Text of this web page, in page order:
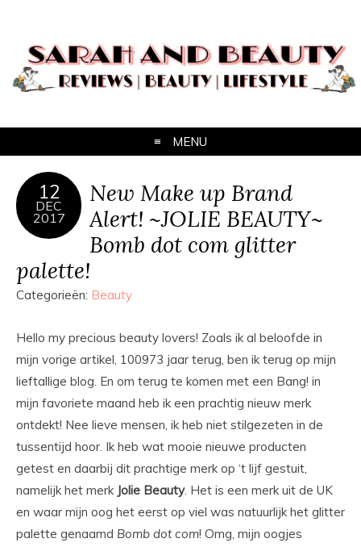
MENU
12
DEC
2017
New Make up Brand
Alert! ~JOLIE BEAUTY~
Bomb dot com glitter
palette!
Categorieën: Beauty
Hello my precious beauty lovers! Zoals ik al beloofde in
mijn vorige artikel, 100973 jaar terug, ben ik terug op mijn
lieftallige blog. En om terug te komen met een Bang! in
mijn favoriete maand heb ik een prachtig nieuw merk
ontdekt! Nee lieve mensen, ik heb niet stilgezeten in de
tussentijd hoor. Ik heb wat mooie nieuwe producten
getest en daarbij dit prachtige merk op ‘t lijf gestuit,
namelijk het merk Jolie Beauty. Het is een merk uit de UK
en waar mijn oog het eerst op viel was natuurlijk het glitter
palette genaamd Bomb dot com! Omg, mijn oogjes